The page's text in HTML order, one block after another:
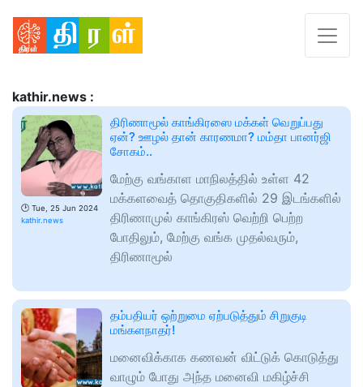
kathir.news :
🕑 Tue, 25 Jun 2024
kathir.news
திரிணாமூல் காங்கிரஸை மக்கள் வெறுப்பது
ஏன்? ஊழல் தான் காரணமா? மம்தா பானர்ஜி
சோகம்..
மேற்கு வங்காள மாநிலத்தில் உள்ள 42
மக்களவைத் தொகுதிகளில் 29 இடங்களில்
திரிணாமுல் காங்கிரஸ் வெற்றி பெற்ற
போதிலும், மேற்கு வங்க முதல்வரும்,
திரிணாமூல்
தம்பதியர் ஒற்றுமை ஏற்படுத்தும் சிறுகுடி
மங்களநாதர்!
மனைவிக்காக கணவன் விட்டுக் கொடுத்து
வாழும் போது அந்த மனைவி மகிழ்ச்சி